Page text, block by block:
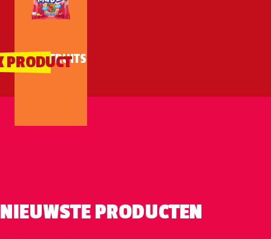
MADS FRUITS
PRODUCT
NIEUWSTE PRODUCTEN